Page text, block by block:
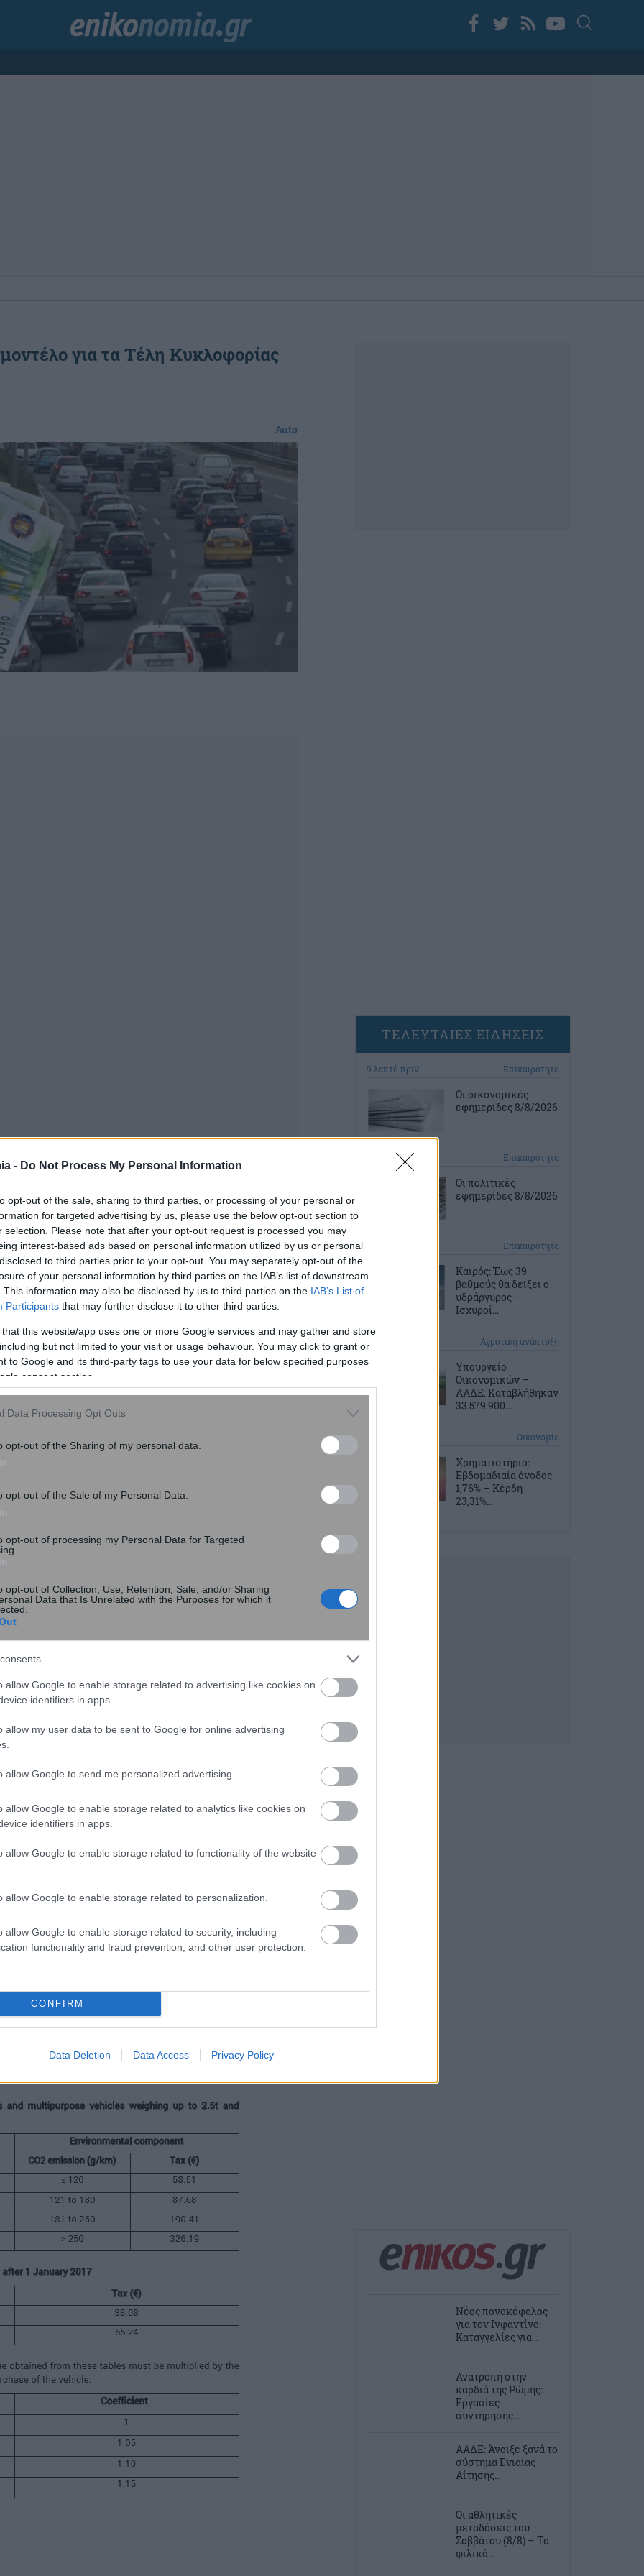
- Do Not Process My Personal Information
opt-out of the sale, sharing to third parties, or processing of your personal or
for targeted advertising by us, please use the below opt-out section to
selection. Please note that after your opt-out request is processed you may
interest-based ads based on personal information utilized by us or personal
to third parties prior to your opt-out. You may separately opt-out of the
of your personal information by third parties on the IAB’s list of downstream
This information may also be disclosed by us to third parties on the IAB’s List of
Participants that may further disclose it to other third parties.
that this website/app uses one or more Google services and may gather and store
but not limited to your visit or usage behaviour. You may click to grant or
to Google and its third-party tags to use your data for below specified purposes
consent section.
Data Processing Opt Outs
opt-out of the Sharing of my personal data.
opt-out of the Sale of my Personal Data.
opt-out of processing my Personal Data for Targeted
opt-out of Collection, Use, Retention, Sale, and/or Sharing
Data that Is Unrelated with the Purposes for which it
allow Google to enable storage related to advertising like cookies on
identifiers in apps.
allow my user data to be sent to Google for online advertising
allow Google to send me personalized advertising.
allow Google to enable storage related to analytics like cookies on
identifiers in apps.
allow Google to enable storage related to functionality of the website
allow Google to enable storage related to personalization.
allow Google to enable storage related to security, including
functionality and fraud prevention, and other user protection.
CONFIRM
Data Deletion Data Access Privacy Policy
για τα Τέλη Κυκλοφορίας
Auto
της «Realnews» θα είναι δύο ταχυτήτων
αλλά και οι εκπομπές CO2 και η
αυτοκίνητα με
των
από τον κυβισμό του κινητήρα αλλά και
Τελών Κυκλοφορίας στα
Πορτογαλικό μοντέλο που φαίνεται να
κυβισμό με τις εκπομπές CO2 με ειδικούς
τέλος αθροίζονται και βγάζουν τον…
πάνω από 1,1
δουν τα τελικά ποσά των ετήσιων Τελών
ανάλογα με τον κυβισμό και τις
ΤΕΛΕΥΤΑΙΕΣ ΕΙΔΗΣΕΙΣ
9 λεπτά πριν Επικαιρότητα
Οι οικονομικές
εφημερίδες 8/8/2026
44 λεπτά πριν Επικαιρότητα
Οι πολιτικές
εφημερίδες 8/8/2026
Επικαιρότητα
Καιρός: Έως 39
βαθμούς θα δείξει ο
υδράργυρος –
Ισχυροί...
Αγροτική ανάπτυξη
Υπουργείο
Οικονομικών –
ΑΑΔΕ: Καταβλήθηκαν
33.579.900...
Οικονομία
Χρηματιστήριο:
Εβδομαδιαία άνοδος
1,76% – Κέρδη
23,31%...
Νέος πονοκέφαλος
για τον Ινφαντίνο:
Καταγγελίες για...
Ανατροπή στην
καρδιά της Ρώμης:
Εργασίες
συντήρησης...
ΑΑΔΕ: Άνοιξε ξανά το
σύστημα Ενιαίας
Αίτησης...
Οι αθλητικές
μεταδόσεις του
Σαββάτου (8/8) – Τα
φιλικά...